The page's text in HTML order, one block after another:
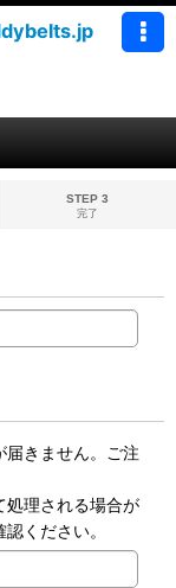
STEP 3
完了
届きません。ご注
処理される場合が
ください。